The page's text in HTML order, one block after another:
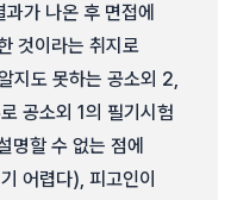
가 나온 후 면접에
것이라는 취지로
지도 못하는 공소외 2,
공소외 1의 필기시험
명할 수 없는 점에
어렵다), 피고인이